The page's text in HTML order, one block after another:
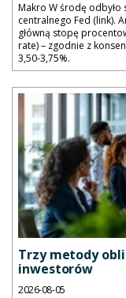
Makro W środę odbyło
centralnego Fed (link).
główną stopę
rate) – zgodnie z
3,50-3,75%.
Trzy metody
inwestorów
2026-08-05